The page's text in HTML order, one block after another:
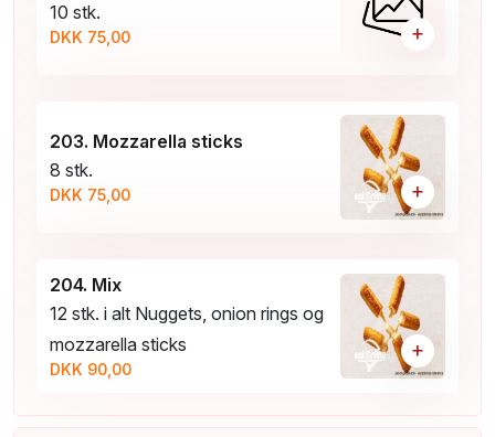
10 stk.
DKK 75,00 +
203. Mozzarella sticks
8 stk.
DKK 75,00 +
204. Mix
12 stk. i alt Nuggets, onion rings og
mozzarella sticks
DKK 90,00
+